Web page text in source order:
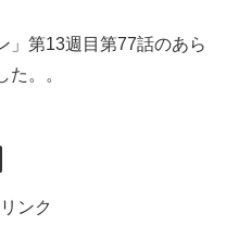
」第13週目第77話のあら
。。
ンク